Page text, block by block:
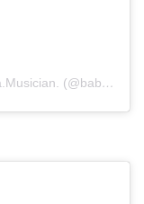
Допис, поширений Serhii Babkin.5’nizza.Musician. (@babkin_official)